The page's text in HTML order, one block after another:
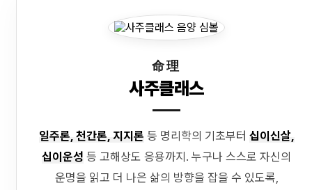
命理
사주클래스
일주론, 천간론, 지지론 등 명리학의 기초부터 십이신살,
십이운성 등 고해상도 응용까지. 누구나 스스로 자신의
운명을 읽고 더 나은 삶의 방향을 잡을 수 있도록,